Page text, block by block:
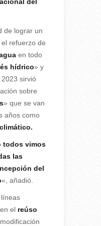
de lograr un
refuerzo de
en todo
hídrico» y
sirvió
sobre
» que se van
años como
todos vimos
las
del
«, añadió.
el reúso